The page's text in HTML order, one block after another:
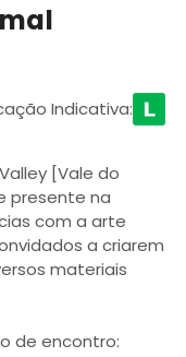
Indicativa:
[Vale do
presente na
com a arte
a criarem
materiais
de encontro: